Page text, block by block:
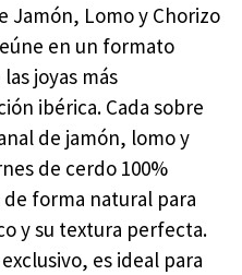
Jamón, Lomo y Chorizo
en un formato
joyas más
ibérica. Cada sobre
de jamón, lomo y
de cerdo 100%
forma natural para
y su textura perfecta.
es ideal para